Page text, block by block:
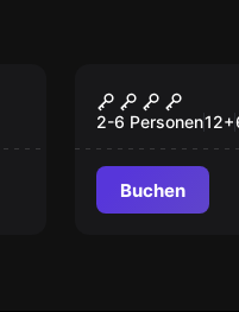
Geheimnis
2-6 Personen12+
Buchen